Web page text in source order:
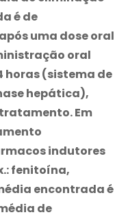
é de
uma dose oral
oral
horas (sistema de
hepática),
Em
indutores
fenitoína,
encontrada é
de